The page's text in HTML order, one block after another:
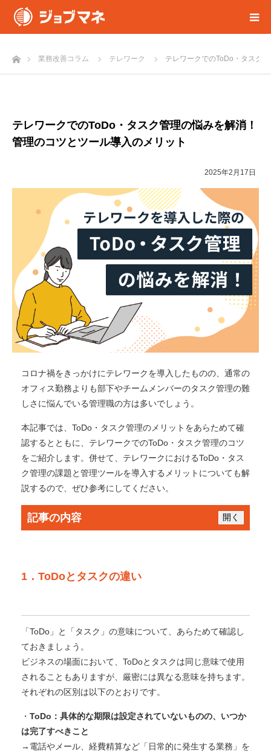
ホーム業務改善コラム テレワーク テレワークでのToDo・タスク
テレワークでのToDo・タスク管理の悩みを解消！
管理のコツとツール導入のメリット
2025年2月17日
コロナ禍をきっかけにテレワークを導入したものの、通常の
オフィス勤務よりも部下やチームメンバーのタスク管理の難
しさに悩んでいる管理職の方は多いでしょう。
本記事では、ToDo・タスク管理のメリットをあらためて確
認するとともに、テレワークでのToDo・タスク管理のコツ
をご紹介します。併せて、テレワークにおけるToDo・タス
ク管理の課題と管理ツールを導入するメリットについても解
説するので、ぜひ参考にしてください。
記事の内容 開く
1．ToDoとタスクの違い
「ToDo」と「タスク」の意味について、あらためて確認し
ておきましょう。
ビジネスの場面において、ToDoとタスクは同じ意味で使用
されることもありますが、厳密には異なる意味を持ちます。
それぞれの区別は以下のとおりです。
・ ToDo：具体的な期限は設定されていないものの、いつか
は完了すべきこと
→電話やメール、経費精算など「日常的に発生する業務」を